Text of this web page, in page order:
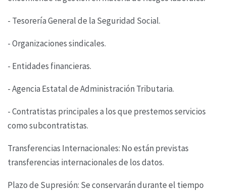
- Tesorería General de la Seguridad Social.
- Organizaciones sindicales.
- Entidades financieras.
- Agencia Estatal de Administración Tributaria.
- Contratistas principales a los que prestemos servicios
como subcontratistas.
Transferencias Internacionales: No están previstas
transferencias internacionales de los datos.
Plazo de Supresión: Se conservarán durante el tiempo